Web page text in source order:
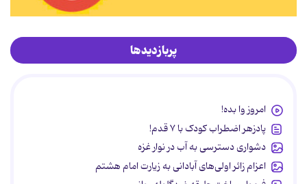
پربازدیدها
امروز وا بده!
پادزهر اضطراب کودک با ۷ قدم!
دشواری دسترسی به آب در نوار غزه
اعزام زائر اولی‌های آبادانی به زیارت امام هشتم